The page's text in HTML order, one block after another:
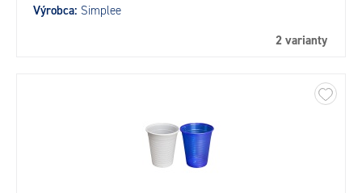
Výrobca: Simplee
2 varianty